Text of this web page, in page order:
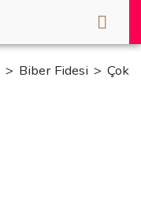
Biber Fidesi Çok